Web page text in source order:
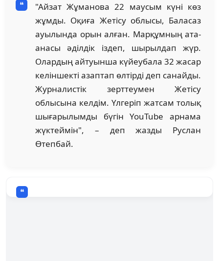
"Айзат Жұманова 22 маусым күні көз
жұмды. Оқиға Жетісу облысы, Баласаз
ауылында орын алған. Марқұмның ата-
анасы әділдік іздеп, шырылдап жүр.
Олардың айтуынша күйеубала 32 жасар
келіншекті азаптап өлтірді деп санайды.
Журналистік зерттеумен Жетісу
облысына келдім. Үлгеріп жатсам толық
шығарылымды бүгін YouTube арнама
жүктеймін", – деп жазды Руслан
Өтепбай.